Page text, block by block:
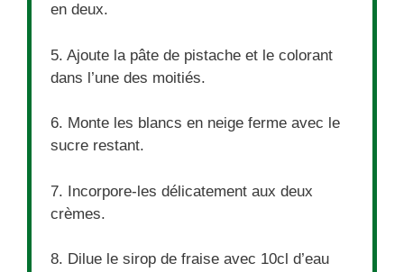
en deux.
5. Ajoute la pâte de pistache et le colorant
dans l’une des moitiés.
6. Monte les blancs en neige ferme avec le
sucre restant.
7. Incorpore-les délicatement aux deux
crèmes.
8. Dilue le sirop de fraise avec 10cl d’eau